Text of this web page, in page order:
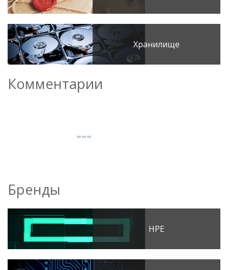
Хранилище
Комментарии
Бренды
HPE